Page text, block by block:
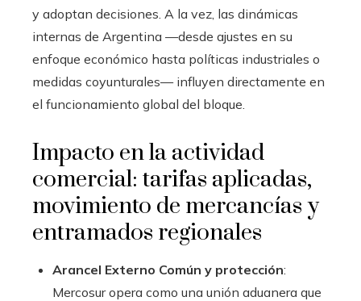
y adoptan decisiones. A la vez, las dinámicas
internas de Argentina —desde ajustes en su
enfoque económico hasta políticas industriales o
medidas coyunturales— influyen directamente en
el funcionamiento global del bloque.
Impacto en la actividad
comercial: tarifas aplicadas,
movimiento de mercancías y
entramados regionales
Arancel Externo Común y protección:
Mercosur opera como una unión aduanera que